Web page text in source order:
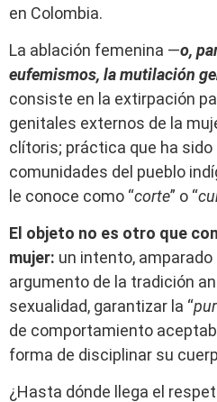
en Colombia.
La ablación femenina —o,
eufemismos, la mutilación
consiste en la extirpación
genitales externos de la
clítoris; práctica que ha
comunidades del pueblo
le conoce como “corte” o “
El objeto no es otro que
mujer: un intento,
argumento de la tradición
sexualidad, garantizar la “
de comportamiento
forma de disciplinar su
¿Hasta dónde llega el